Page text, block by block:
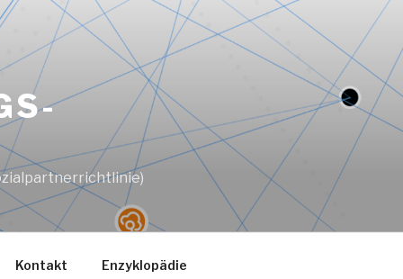
Kontakt Enzyklopädie